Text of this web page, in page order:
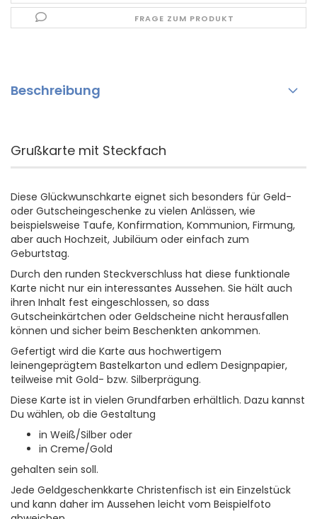
FRAGE ZUM PRODUKT
Beschreibung
Grußkarte mit Steckfach
Diese Glückwunschkarte eignet sich besonders für Geld-
oder Gutscheingeschenke zu vielen Anlässen, wie
beispielsweise Taufe, Konfirmation, Kommunion, Firmung,
aber auch Hochzeit, Jubiläum oder einfach zum
Geburtstag.
Durch den runden Steckverschluss hat diese funktionale
Karte nicht nur ein interessantes Aussehen. Sie hält auch
ihren Inhalt fest eingeschlossen, so dass
Gutscheinkärtchen oder Geldscheine nicht herausfallen
können und sicher beim Beschenkten ankommen.
Gefertigt wird die Karte aus hochwertigem
leinengeprägtem Bastelkarton und edlem Designpapier,
teilweise mit Gold- bzw. Silberprägung.
Diese Karte ist in vielen Grundfarben erhältlich. Dazu kannst
Du wählen, ob die Gestaltung
in Weiß/Silber oder
in Creme/Gold
gehalten sein soll.
Jede Geldgeschenkkarte Christenfisch ist ein Einzelstück
und kann daher im Aussehen leicht vom Beispielfoto